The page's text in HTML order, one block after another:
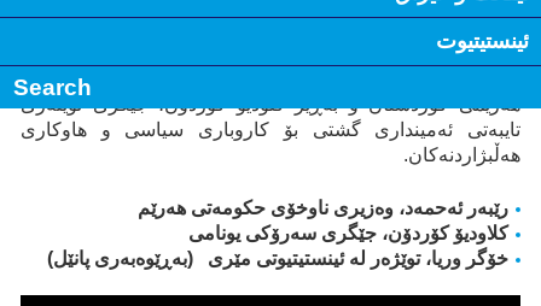
ئینستیتیوت
دەرفەتەکانی جێبەجێکردنی رێککەوتنی شنگال لەژێر ڕۆشنایی
وتەکانی هەردوو بەڕێز رێبەر ئەحمەد، وەزیری ناوخۆی حکومەتی
هەرێمی کوردستان و بەڕێز کلۆدیۆ کۆردۆن، جێگری نوێنەری
تایبەتی ئەمینداری گشتی بۆ کاروباری سیاسی و هاوکاری
هەڵبژاردنەکان.
رێبەر ئەحمەد، وەزیری ناوخۆی حکومەتی هەرێم
کلاودیۆ کۆردۆن، جێگری سەرۆکی یونامی
خۆگر وریا، توێژەر لە ئینستیتیوتی مێری (بەڕێوەبەری پانێل)